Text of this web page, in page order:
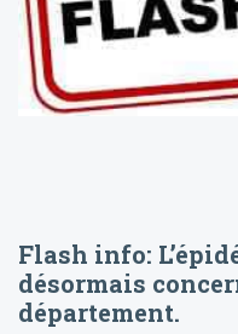
Flash info:
désormais
département.